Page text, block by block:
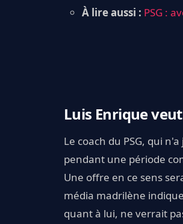
À lire aussi : PSG :
Luis Enrique
Le coach du PSG, qui
pendant une période
Une offre en ce sens
média madrilène
quant à lui, ne verrait